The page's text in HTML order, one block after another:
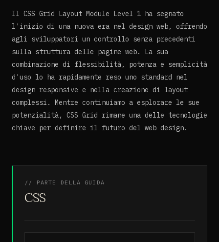
Il CSS Grid Layout Module Level 1 ha segnato
l'inizio di una nuova era nel design web, offrendo
agli sviluppatori un controllo senza precedenti
sulla struttura delle pagine web. La sua
combinazione di flessibilità, potenza e semplicità
d'uso lo ha rapidamente reso uno standard nel
design responsive e nella creazione di layout
complessi. Mentre continuiamo a esplorare le sue
potenzialità, CSS Grid rimane una delle tecnologie
chiave per definire il futuro del web design.
// PARTE DELLA GUIDA
CSS